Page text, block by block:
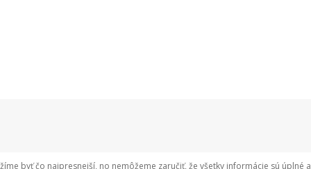
byť čo najpresnejší, no nemôžeme zaručiť, že všetky informácie sú úplné a